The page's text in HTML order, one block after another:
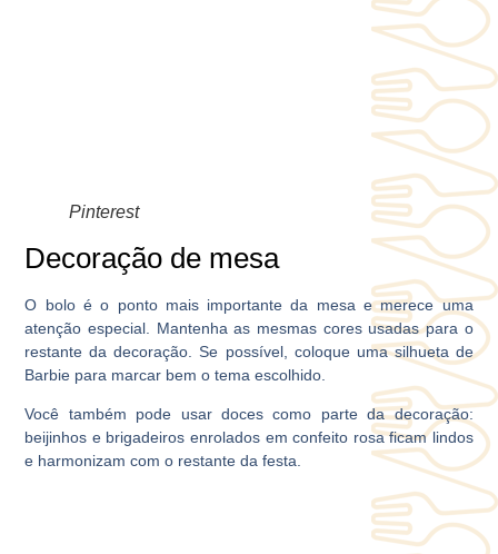
Pinterest
Decoração de mesa
O bolo é o ponto mais importante da mesa e merece uma
atenção especial. Mantenha as mesmas cores usadas para o
restante da decoração. Se possível, coloque uma silhueta de
Barbie para marcar bem o tema escolhido.
Você também pode usar doces como parte da decoração:
beijinhos e brigadeiros enrolados em confeito rosa ficam lindos
e harmonizam com o restante da festa.